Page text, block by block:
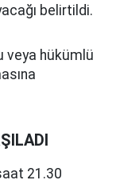
belirtildi.
veya hükümlü
21.30